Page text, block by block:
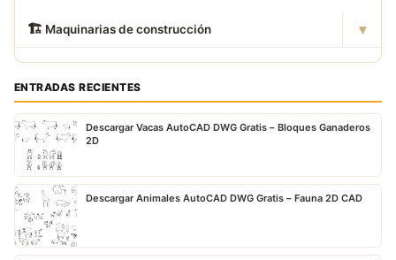
🏗 ️ Maquinarias de construcción ▾
ENTRADAS RECIENTES
Descargar Vacas AutoCAD DWG Gratis – Bloques Ganaderos
2D
Descargar Animales AutoCAD DWG Gratis – Fauna 2D CAD